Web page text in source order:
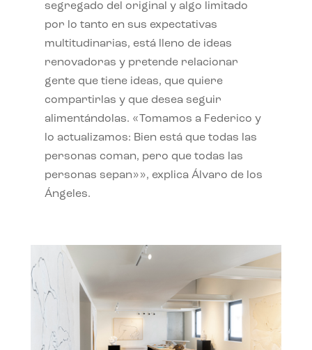
segregado del original y algo limitado
por lo tanto en sus expectativas
multitudinarias, está lleno de ideas
renovadoras y pretende relacionar
gente que tiene ideas, que quiere
compartirlas y que desea seguir
alimentándolas. «Tomamos a Federico y
lo actualizamos: Bien está que todas las
personas coman, pero que todas las
personas sepan»», explica Álvaro de los
Ángeles.